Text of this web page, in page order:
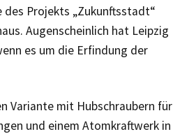
des Projekts „Zukunftsstadt“
Augenscheinlich hat Leipzig
es um die Erfindung der
Variante mit Hubschraubern für
und einem Atomkraftwerk in